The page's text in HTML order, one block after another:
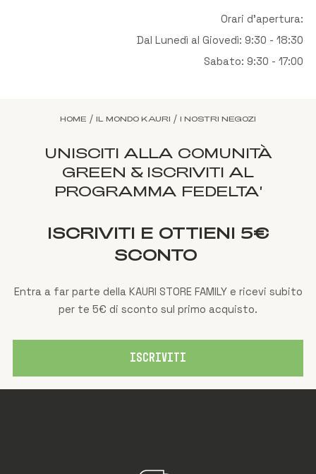
Orari d'apertura:
Dal Lunedì al Giovedì: 9:30 - 18:30
Sabato: 9:30 - 17:00
HOME / IL MONDO KAURI / I NOSTRI NEGOZI
UNISCITI ALLA COMUNITÀ
GREEN & ISCRIVITI AL
PROGRAMMA FEDELTA'
ISCRIVITI E OTTIENI 5€
SCONTO
Entra a far parte della KAURI STORE FAMILY e ricevi subito
per te 5€ di sconto sul primo acquisto.
ISCRIVITI